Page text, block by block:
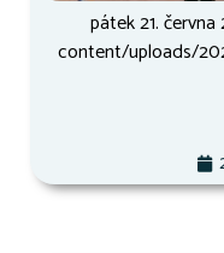
pátek 21.
content/uploads/